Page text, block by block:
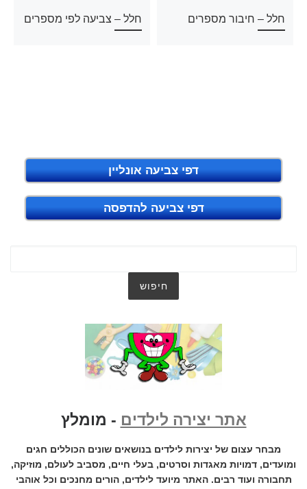
חלל – חיבור מספרים חלל – צביעה לפי מספרים
דפי צביעה אונליין
דפי צביעה להדפסה
אתר יצירה לילדים - מומלץ
מבחר עצום של יצירות לילדים בנושאים שונים הכוללים חגים
ומועדים, דמויות מאגדות וסרטים, בעלי חיים, מסביב לעולם, מוזיקה,
תחבורה ועוד רבים. האתר מיועד לילדים, הורים מחנכים וכל אוהבי